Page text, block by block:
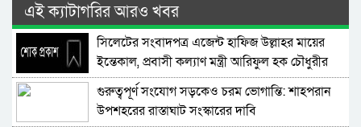
এই ক্যাটাগরির আরও খবর
সিলেটের সংবাদপত্র এজেন্ট হাফিজ উল্লাহর মায়ের
ইন্তেকাল, প্রবাসী কল্যাণ মন্ত্রী আরিফুল হক চৌধুরীর
শোক
গুরুত্বপূর্ণ সংযোগ সড়কেও চরম ভোগান্তি: শাহপরান
উপশহরের রাস্তাঘাট সংস্কারের দাবি